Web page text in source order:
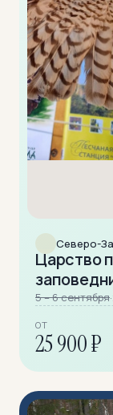
Северо-
Царство
5 – 6 сентября·
ОТ
25 900 ₽